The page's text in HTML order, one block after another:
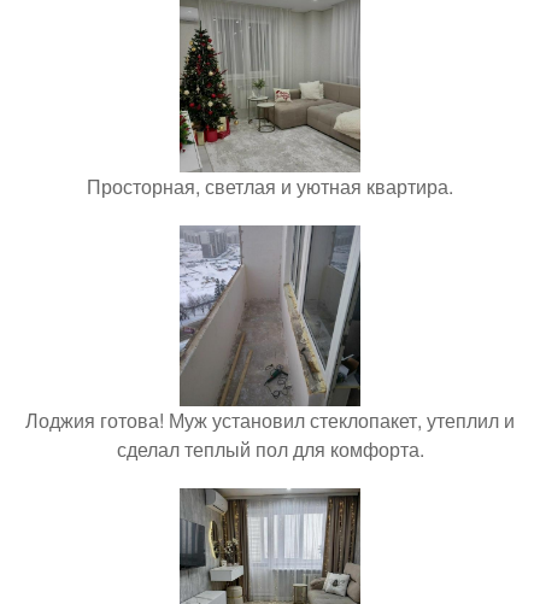
Просторная, светлая и уютная квартира.
Лоджия готова! Муж установил стеклопакет, утеплил и
сделал теплый пол для комфорта.